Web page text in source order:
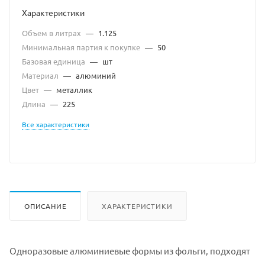
Характеристики
Объем в литрах — 1.125
Минимальная партия к покупке — 50
Базовая единица — шт
Материал — алюминий
Цвет — металлик
Длина — 225
Все характеристики
ОПИСАНИЕ ХАРАКТЕРИСТИКИ
Одноразовые алюминиевые формы из фольги, подходят